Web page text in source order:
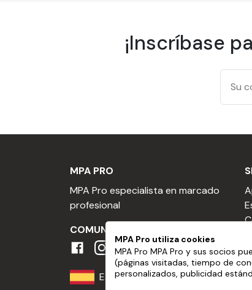
¡Inscríbase
MPA PRO
MPA Pro especialista en marcado
profesional
COMUNIDAD MPA
España
MPA Pro utiliza cookies
MPA Pro MPA Pro y sus socios
(páginas visitadas, tiempo de
personalizados, publicidad